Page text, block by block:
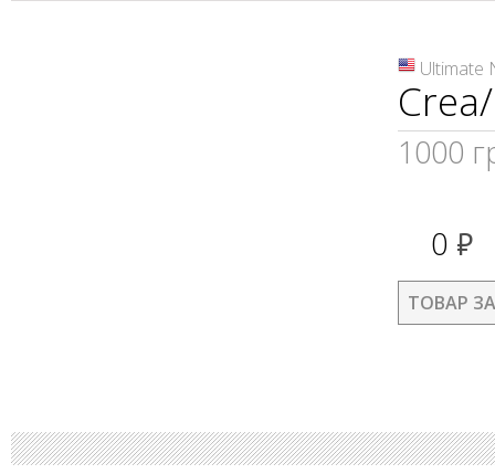
Ultimate
1000
0 руб.
ТОВАР